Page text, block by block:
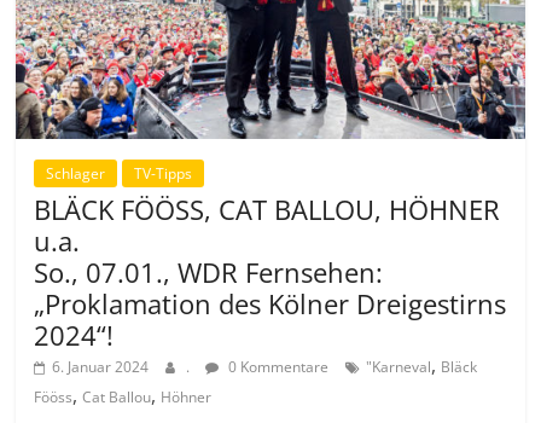
Schlager TV-Tipps
BLÄCK FÖÖSS, CAT BALLOU, HÖHNER
u.a.
So., 07.01., WDR Fernsehen:
„Proklamation des Kölner Dreigestirns
2024“!
6. Januar 2024 . 0 Kommentare "Karneval, Bläck
Fööss,Cat Ballou, Höhner